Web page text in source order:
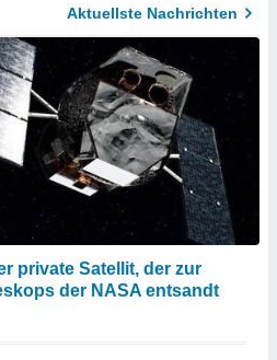
Aktuellste Nachrichten
private Satellit, der zur
der NASA entsandt